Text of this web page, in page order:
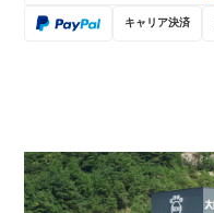
キャリア決済